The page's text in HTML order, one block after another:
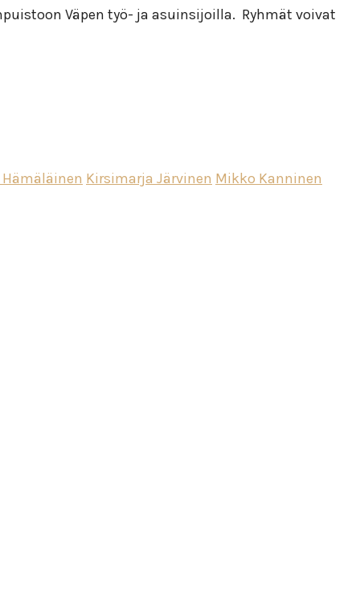
Väpen työ- ja asuinsijoilla. Ryhmät voivat
Hämäläinen Kirsimarja Järvinen Mikko Kanninen